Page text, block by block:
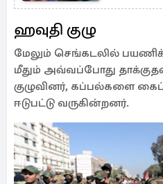
ஹவுதி குழு
மேலும் செங்கடலில்
மீதும் அவ்வப்போது
குழுவினர், கப்பல்களை
ஈடுபட்டு வருகின்றனர்.